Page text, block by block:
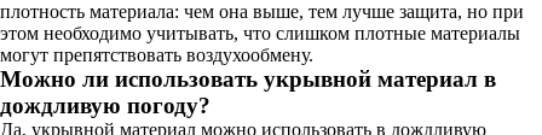
плотность материала: чем она выше, тем лучше защита, но при
этом необходимо учитывать, что слишком плотные материалы
могут препятствовать воздухообмену.
Можно ли использовать укрывной материал в
дождливую погоду?
Да, укрывной материал можно использовать в дождливую